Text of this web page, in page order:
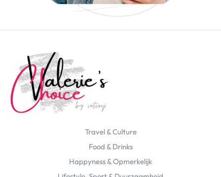
Travel & Culture
Food & Drinks
Happyness & Opmerkelijk